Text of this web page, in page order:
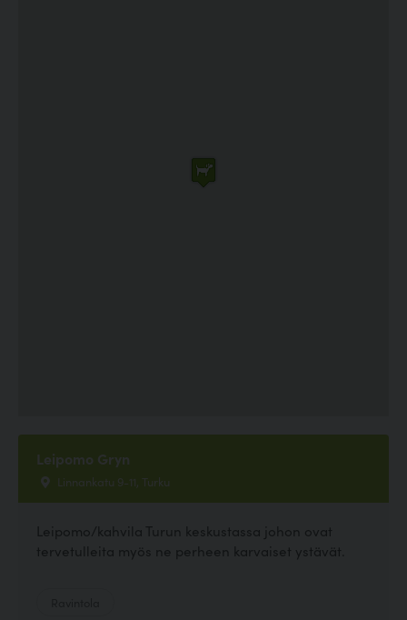
Leipomo Gryn
Linnankatu 9-11, Turku
Leipomo/kahvila Turun keskustassa johon ovat
tervetulleita myös ne perheen karvaiset ystävät.